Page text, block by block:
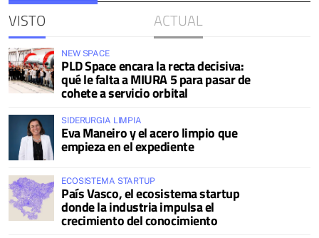
VISTO ACTUAL
NEW SPACE
PLD Space encara la recta decisiva:
qué le falta a MIURA 5 para pasar de
cohete a servicio orbital
SIDERURGIA LIMPIA
Eva Maneiro y el acero limpio que
empieza en el expediente
ECOSISTEMA STARTUP
País Vasco, el ecosistema startup
donde la industria impulsa el
crecimiento del conocimiento